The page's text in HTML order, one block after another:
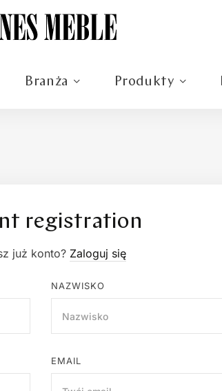
Branża Produkty
registration
już konto? Zaloguj się
NAZWISKO
EMAIL